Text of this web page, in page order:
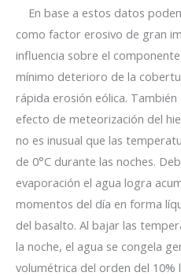
En base a estos datos
como factor erosivo de gran
influencia sobre el
mínimo deterioro de la
rápida erosión eólica.
efecto de meteorización del
no es inusual que las
de 0°C durante las noches.
evaporación el agua logra
momentos del día en forma
del basalto. Al bajar las
la noche, el agua se congela
volumétrica del orden del 10%